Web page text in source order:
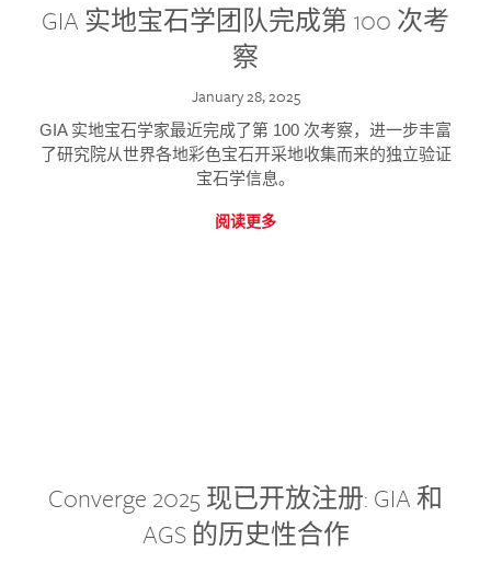
GIA 实地宝石学团队完成第 100 次考
察
January 28, 2025
GIA 实地宝石学家最近完成了第 100 次考察，进一步丰富
了研究院从世界各地彩色宝石开采地收集而来的独立验证
宝石学信息。
阅读更多
Converge 2025 现已开放注册: GIA 和
AGS 的历史性合作